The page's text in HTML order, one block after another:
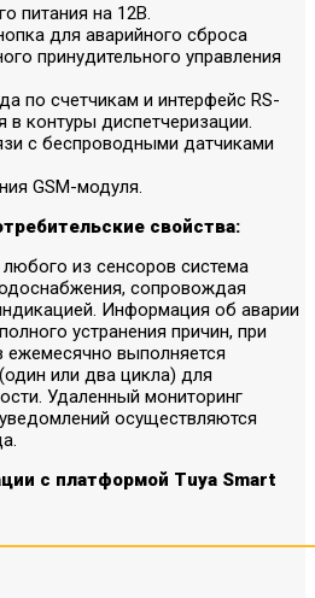
питания на 12В.
для аварийного сброса
принудительного управления
по счетчикам и интерфейс RS-
в контуры диспетчеризации.
с беспроводными датчиками
GSM-модуля.
свойства:
из сенсоров система
сопровождая
Информация об аварии
устранения причин, при
выполняется
или два цикла) для
Удаленный мониторинг
осуществляются
с платформой Tuya Smart